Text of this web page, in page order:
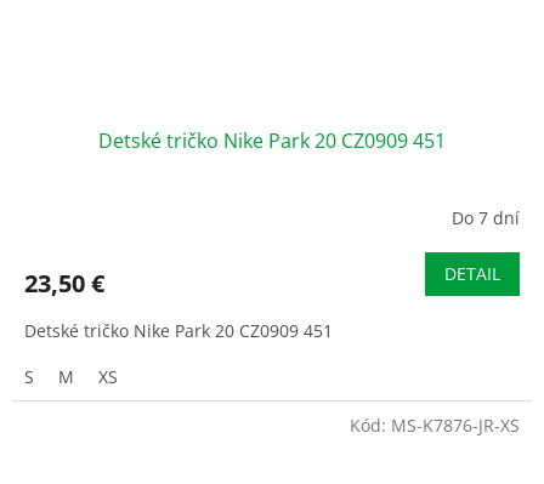
Detské tričko Nike Park 20 CZ0909 451
Do 7 dní
23,50 € DETAIL
Detské tričko Nike Park 20 CZ0909 451
S
M XS
Kód: MS-K7876-JR-XS